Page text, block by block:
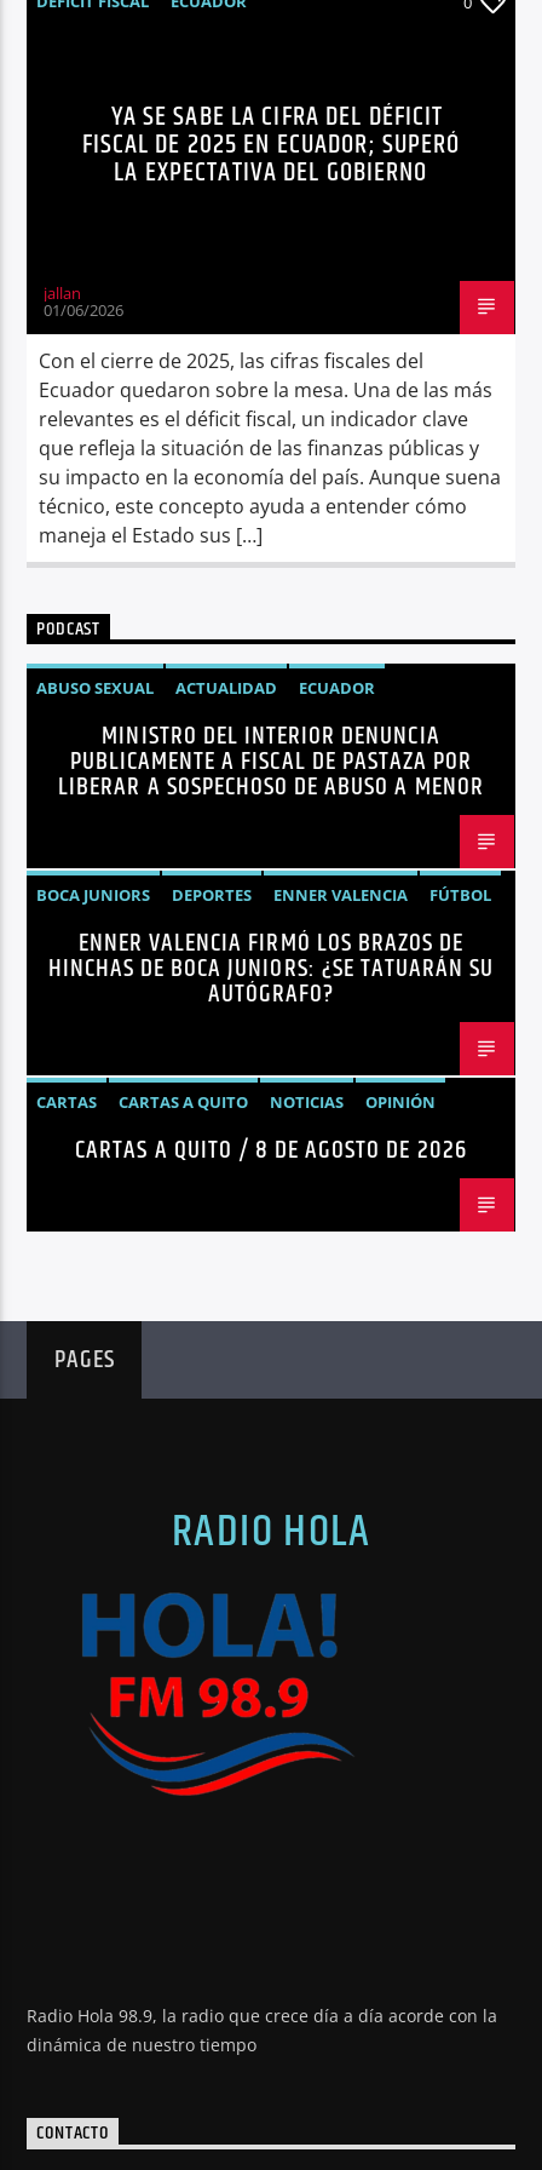
YA SE SABE LA CIFRA DEL DÉFICIT
FISCAL DE 2025 EN ECUADOR; SUPERÓ
LA EXPECTATIVA DEL GOBIERNO
jallan
01/06/2026
Con el cierre de 2025, las cifras fiscales del
Ecuador quedaron sobre la mesa. Una de las más
relevantes es el déficit fiscal, un indicador clave
que refleja la situación de las finanzas públicas y
su impacto en la economía del país. Aunque suena
técnico, este concepto ayuda a entender cómo
maneja el Estado sus […]
PODCAST
ABUSO SEXUAL ACTUALIDAD
ECUADOR
JOHN REIMBERG
MINISTRO DEL INTERIOR
NOTICIAS
SEGURIDAD
MINISTRO DEL INTERIOR DENUNCIA
PUBLICAMENTE A FISCAL DE PASTAZA POR
LIBERAR A SOSPECHOSO DE ABUSO A MENOR
BOCA JUNIORS DEPORTES ENNER VALENCIA
FÚTBOL
NOTICIASENNER VALENCIA FIRMÓ LOS BRAZOS DE
HINCHAS DE BOCA JUNIORS: ¿SE TATUARÁN SU
AUTÓGRAFO?
CARTAS CARTAS A QUITO NOTICIAS OPINIÓN
CARTAS A QUITO / 8 DE AGOSTO DE 2026
PAGES
RADIO HOLA
Radio Hola 98.9, la radio que crece día a día acorde con la
dinámica de nuestro tiempo
CONTACTO